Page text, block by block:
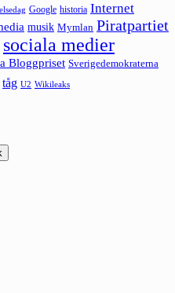
Google historia Internet
musik Mymlan Piratpartiet
sociala medier
Bloggpriset Sverigedemokraterna
tåg U2 Wikileaks